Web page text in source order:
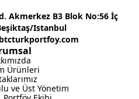
Akmerkez B3 Blok No:56 İç
Istanbul
Ürünleri
ve Üst Yönetim